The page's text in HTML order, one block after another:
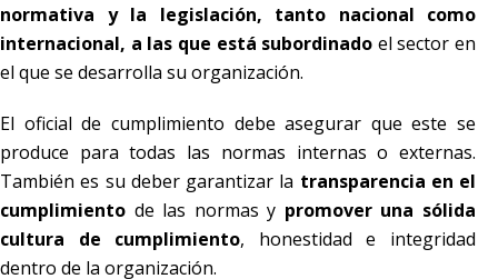
normativa y la legislación, tanto nacional como
internacional, a las que está subordinado el sector en
el que se desarrolla su organización.
El oficial de cumplimiento debe asegurar que este se
produce para todas las normas internas o externas.
También es su deber garantizar la transparencia en el
cumplimiento de las normas y promover una sólida
cultura de cumplimiento, honestidad e integridad
dentro de la organización.